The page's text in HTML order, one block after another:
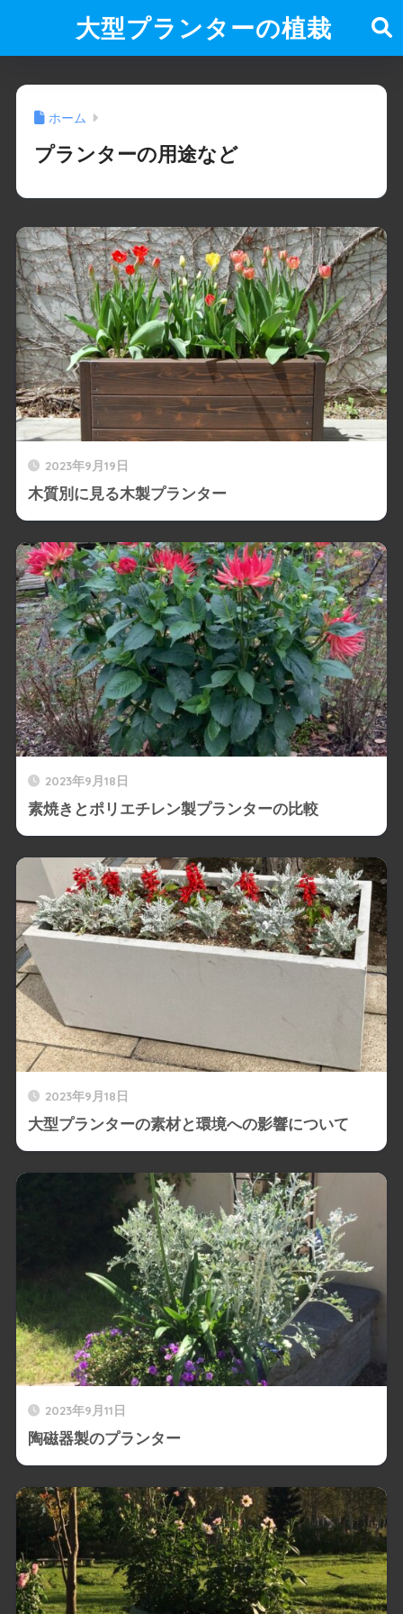
大型プランターの植栽
ホーム
プランターの用途など
2023年9月19日
木質別に見る木製プランター
2023年9月18日
素焼きとポリエチレン製プランターの比較
2023年9月18日
大型プランターの素材と環境への影響について
2023年9月11日
陶磁器製のプランター